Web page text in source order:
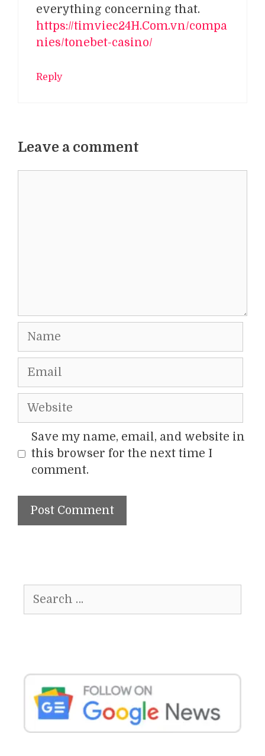
everything concerning that.
https://timviec24H.Com.vn/compa
nies/tonebet-casino/
Reply
Leave a comment
Name
Email
Website
Save my name, email, and website in
this browser for the next time I
comment.
for: